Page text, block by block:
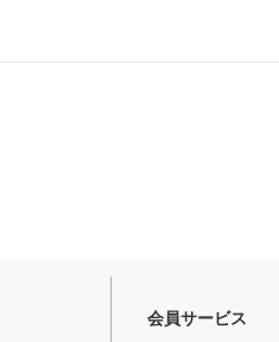
会員サービス